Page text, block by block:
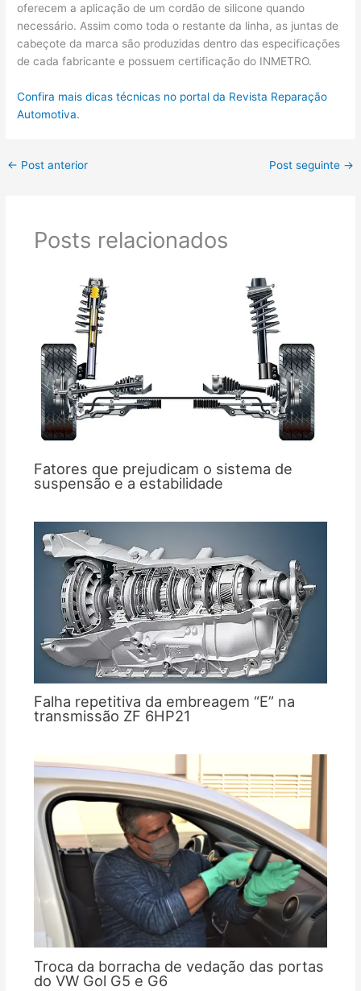
oferecem a aplicação de um cordão de silicone quando
necessário. Assim como toda o restante da linha, as juntas de
cabeçote da marca são produzidas dentro das especificações
de cada fabricante e possuem certificação do INMETRO.
Confira mais dicas técnicas no portal da Revista Reparação
Automotiva.
← Post anterior Post seguinte →
Posts relacionados
Fatores que prejudicam o sistema de
suspensão e a estabilidade
Falha repetitiva da embreagem “E” na
transmissão ZF 6HP21
Troca da borracha de vedação das portas
do VW Gol G5 e G6